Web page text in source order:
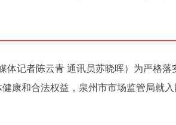
体记者陈云青 通讯员苏晓晖）为严格
康和合法权益，泉州市市场监管局就